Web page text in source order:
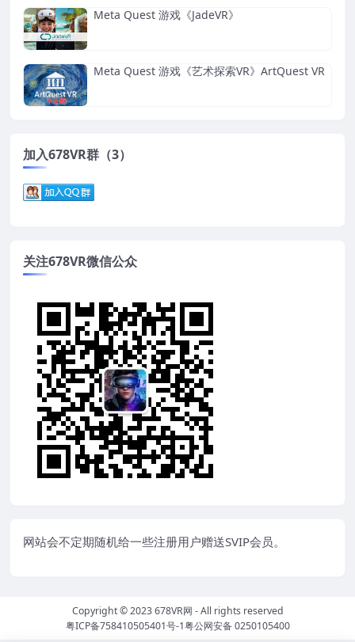
Meta Quest 游戏《JadeVR》
Meta Quest 游戏《艺术探索VR》ArtQuest VR
加入678VR群（3）
关注678VR微信公众
网站会不定期随机给一些注册用户赠送SVIP会员。
Copyright © 2023678VR网 - All rights reserved
粤ICP备758410505401号-1粤公网安备 0250105400